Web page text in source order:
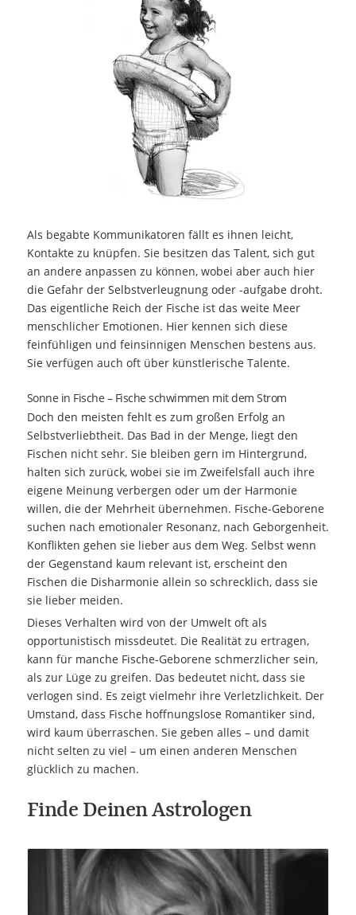
Als begabte Kommunikatoren fällt es ihnen leicht,
Kontakte zu knüpfen. Sie besitzen das Talent, sich gut
an andere anpassen zu können, wobei aber auch hier
die Gefahr der Selbstverleugnung oder -aufgabe droht.
Das eigentliche Reich der Fische ist das weite Meer
menschlicher Emotionen. Hier kennen sich diese
feinfühligen und feinsinnigen Menschen bestens aus.
Sie verfügen auch oft über künstlerische Talente.
Sonne in Fische – Fische schwimmen mit dem Strom
Doch den meisten fehlt es zum großen Erfolg an
Selbstverliebtheit. Das Bad in der Menge, liegt den
Fischen nicht sehr. Sie bleiben gern im Hintergrund,
halten sich zurück, wobei sie im Zweifelsfall auch ihre
eigene Meinung verbergen oder um der Harmonie
willen, die der Mehrheit übernehmen. Fische-Geborene
suchen nach emotionaler Resonanz, nach Geborgenheit.
Konflikten gehen sie lieber aus dem Weg. Selbst wenn
der Gegenstand kaum relevant ist, erscheint den
Fischen die Disharmonie allein so schrecklich, dass sie
sie lieber meiden.
Dieses Verhalten wird von der Umwelt oft als
opportunistisch missdeutet. Die Realität zu ertragen,
kann für manche Fische-Geborene schmerzlicher sein,
als zur Lüge zu greifen. Das bedeutet nicht, dass sie
verlogen sind. Es zeigt vielmehr ihre Verletzlichkeit. Der
Umstand, dass Fische hoffnungslose Romantiker sind,
wird kaum überraschen. Sie geben alles – und damit
nicht selten zu viel – um einen anderen Menschen
glücklich zu machen.
Finde Deinen Astrologen